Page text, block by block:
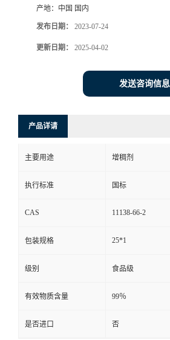
产地： 中国 国内
发布日期： 2023-07-24
更新日期： 2025-04-02
发送咨询信息
产品详请
主要用途 增稠剂
执行标准 国标
CAS 11138-66-2
包装规格 25*1
级别 食品级
有效物质含量 99％
是否进口 否